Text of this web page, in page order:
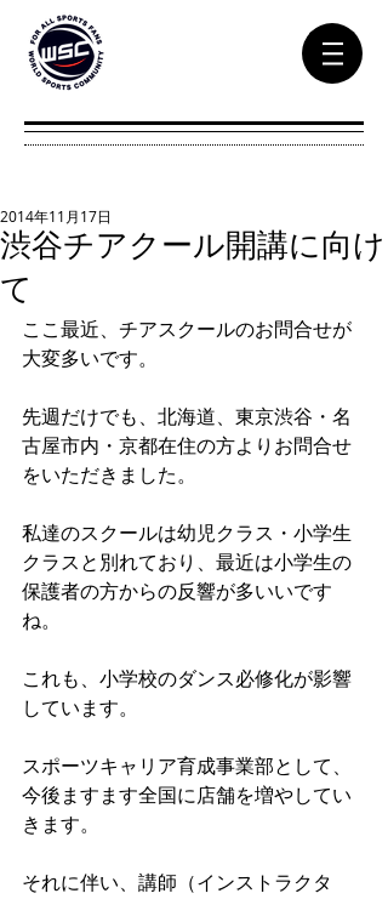
渋谷チアクール開講に向け
て
2014年11月17日
ここ最近、チアスクールのお問合せが
大変多いです。
先週だけでも、北海道、東京渋谷・名
古屋市内・京都在住の方よりお問合せ
をいただきました。
私達のスクールは幼児クラス・小学生
クラスと別れており、最近は小学生の
保護者の方からの反響が多いいです
ね。
これも、小学校のダンス必修化が影響
しています。
スポーツキャリア育成事業部として、
今後ますます全国に店舗を増やしてい
きます。
それに伴い、講師（インストラクタ